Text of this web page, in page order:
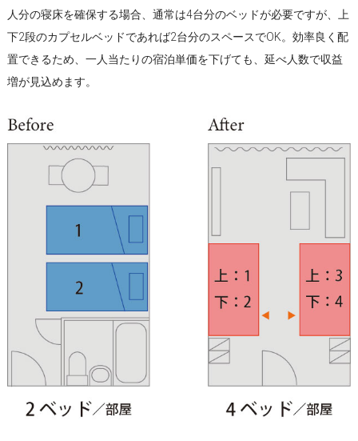
人分の寝床を確保する場合、通常は4台分のベッドが必要ですが、上
下2段のカプセルベッドであれば2台分のスペースでOK。効率良く配
置できるため、一人当たりの宿泊単価を下げても、延べ人数で収益
増が見込めます。